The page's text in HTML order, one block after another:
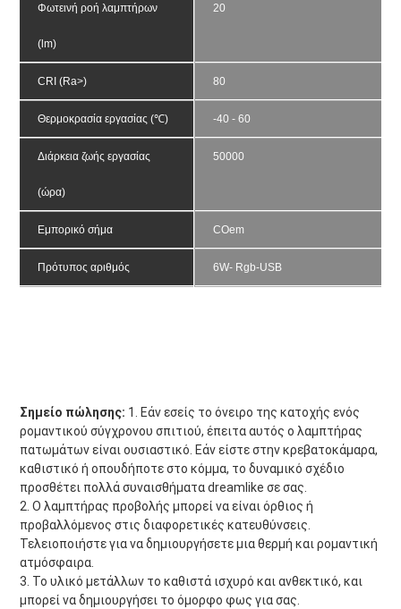
Φωτεινή ροή λαμπτήρων
(lm)
20
CRI (Ra>) 80
Θερμοκρασία εργασίας (℃) -40 - 60
Διάρκεια ζωής εργασίας
(ώρα)
50000
Εμπορικό σήμα COem
Πρότυπος αριθμός 6W- Rgb-USB
Σημείο πώλησης: 1. Εάν εσείς το όνειρο της κατοχής ενός
ρομαντικού σύγχρονου σπιτιού, έπειτα αυτός ο λαμπτήρας
πατωμάτων είναι ουσιαστικό. Εάν είστε στην κρεβατοκάμαρα,
καθιστικό ή οπουδήποτε στο κόμμα, το δυναμικό σχέδιο
προσθέτει πολλά συναισθήματα dreamlike σε σας.
2. Ο λαμπτήρας προβολής μπορεί να είναι όρθιος ή
προβαλλόμενος στις διαφορετικές κατευθύνσεις.
Τελειοποιήστε για να δημιουργήσετε μια θερμή και ρομαντική
ατμόσφαιρα.
3. Το υλικό μετάλλων το καθιστά ισχυρό και ανθεκτικό, και
μπορεί να δημιουργήσει το όμορφο φως για σας.